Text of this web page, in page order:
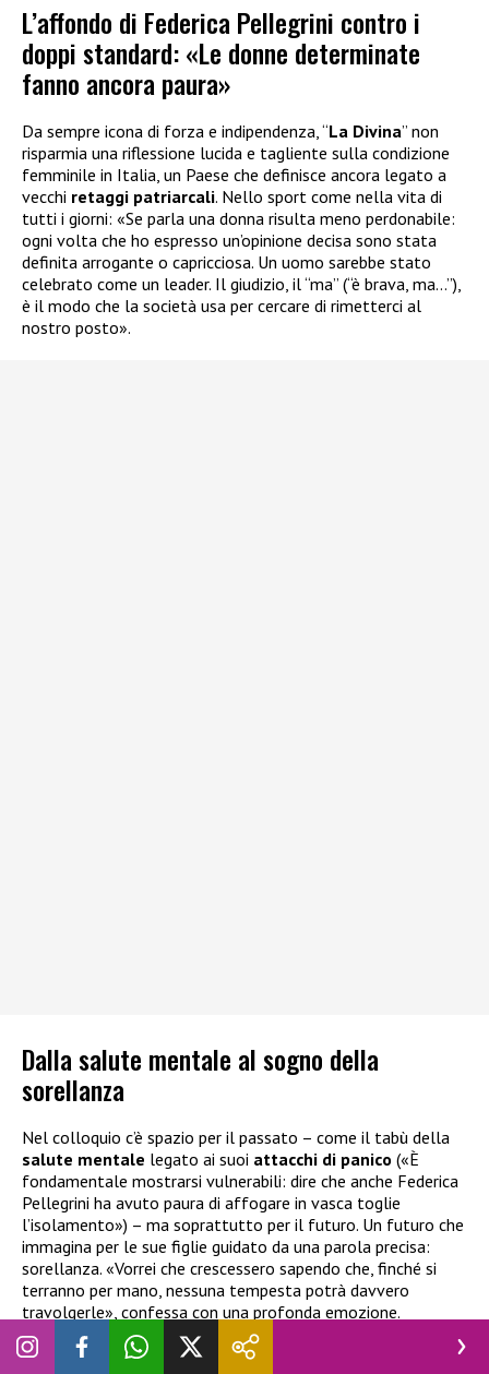
L’affondo di Federica Pellegrini contro i
doppi standard: «Le donne determinate
fanno ancora paura»
Da sempre icona di forza e indipendenza, “La Divina” non
risparmia una riflessione lucida e tagliente sulla condizione
femminile in Italia, un Paese che definisce ancora legato a
vecchi retaggi patriarcali. Nello sport come nella vita di
tutti i giorni: «Se parla una donna risulta meno perdonabile:
ogni volta che ho espresso un’opinione decisa sono stata
definita arrogante o capricciosa. Un uomo sarebbe stato
celebrato come un leader. Il giudizio, il “ma” (“è brava, ma…”),
è il modo che la società usa per cercare di rimetterci al
nostro posto».
Dalla salute mentale al sogno della
sorellanza
Nel colloquio c’è spazio per il passato – come il tabù della
salute mentale legato ai suoi attacchi di panico («È
fondamentale mostrarsi vulnerabili: dire che anche Federica
Pellegrini ha avuto paura di affogare in vasca toglie
l’isolamento») – ma soprattutto per il futuro. Un futuro che
immagina per le sue figlie guidato da una parola precisa:
sorellanza. «Vorrei che crescessero sapendo che, finché si
terranno per mano, nessuna tempesta potrà davvero
travolgerle», confessa con una profonda emozione.